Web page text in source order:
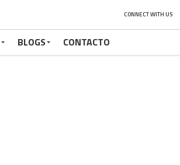
CONNECT WITH US
BLOGS CONTACTO